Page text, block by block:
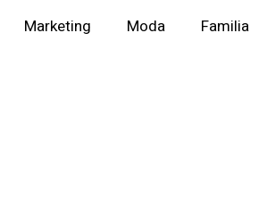
Marketing Moda Familia